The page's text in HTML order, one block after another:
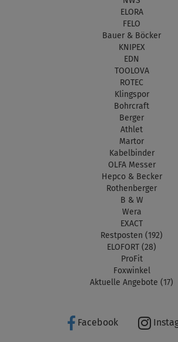
ELORA
FELO
Bauer & Böcker
KNIPEX
EDN
TOOLOVA
ROTEC
Klingspor
Bohrcraft
Berger
Athlet
Martor
Kabelbinder
OLFA Messer
Hepco & Becker
Rothenberger
B & W
Wera
EXACT
Restposten (192)
ELOFORT (28)
ProFit
Foxwinkel
Aktuelle Angebote (17)
Facebook